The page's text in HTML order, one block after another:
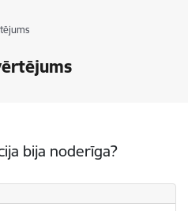
bija noderīga?